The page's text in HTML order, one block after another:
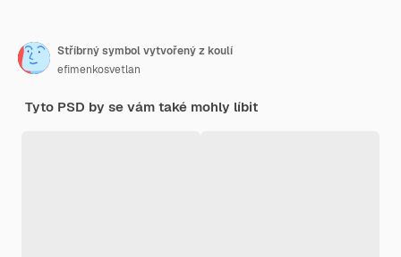
Stříbrný symbol vytvořený z koulí
efimenkosvetlan
Tyto PSD by se vám také mohly líbit